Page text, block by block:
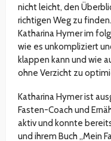
nicht leicht, den
richtigen Weg zu
Katharina Hymer im
wie es unkompliziert
klappen kann und wie
ohne Verzicht zu
Katharina Hymer ist
Fasten-Coach und
aktiv und konnte
und ihrem Buch „Mein